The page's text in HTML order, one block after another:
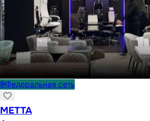
🌐Федеральная сеть
METTA